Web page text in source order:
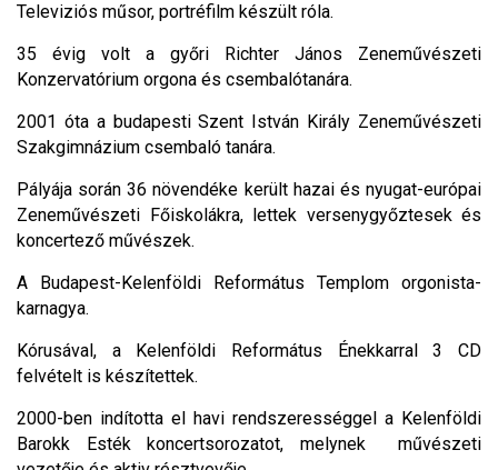
Televiziós műsor, portréfilm készült róla.
35 évig volt a győri Richter János Zeneművészeti
Konzervatórium orgona és csembalótanára.
2001 óta a budapesti Szent István Király Zeneművészeti
Szakgimnázium csembaló tanára.
Pályája során 36 növendéke került hazai és nyugat-európai
Zeneművészeti Főiskolákra, lettek versenygyőztesek és
koncertező művészek.
A Budapest-Kelenföldi Református Templom orgonista-
karnagya.
Kórusával, a Kelenföldi Református Énekkarral 3 CD
felvételt is készítettek.
2000-ben indította el havi rendszerességgel a Kelenföldi
Barokk Esték koncertsorozatot, melynek művészeti